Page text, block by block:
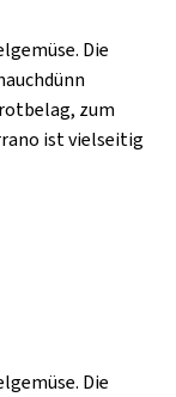
Die
zum
ist vielseitig
Die